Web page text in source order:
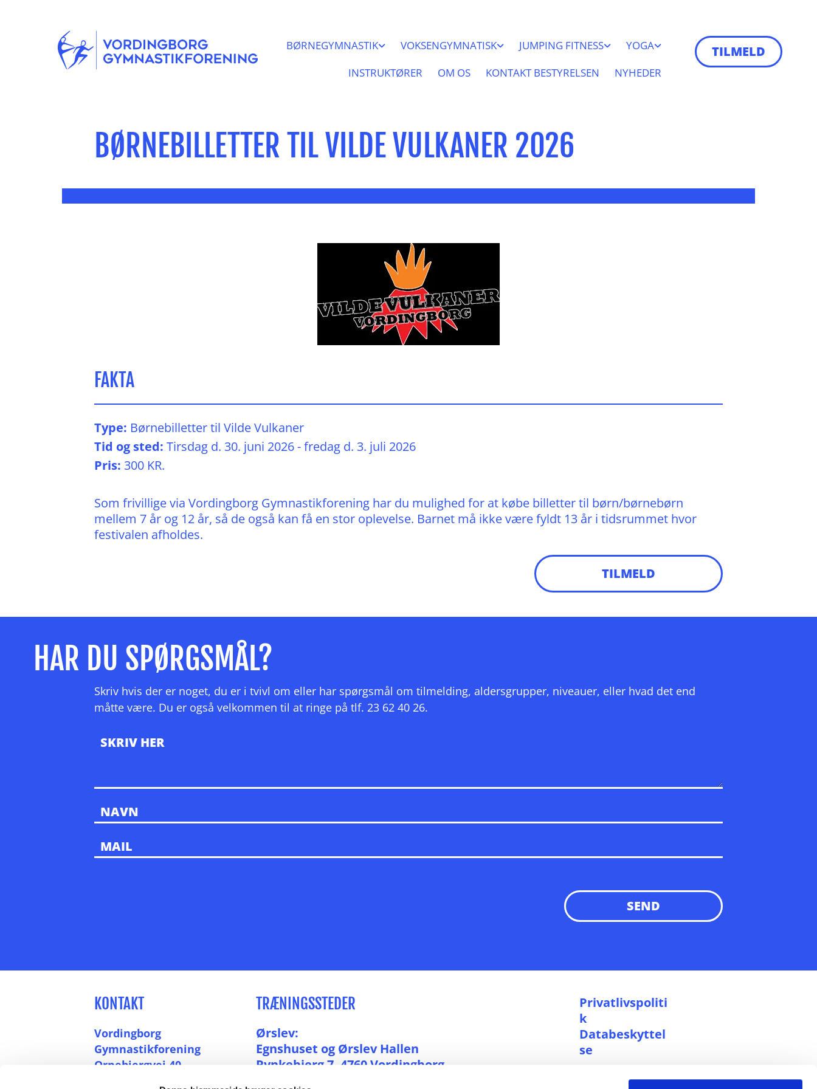
BØRNEGYMNASTIK VOKSENGYMNATISK JUMPING FITNESS
YOGA
INSTRUKTØRER
OM OS KONTAKT BESTYRELSEN NYHEDER
TILMELD
BØRNEBILLETTER TIL VILDE VULKANER 2026
FAKTA
Type: Børnebilletter til Vilde Vulkaner
Tid og sted: Tirsdag d. 30. juni 2026 - fredag d. 3. juli 2026
Pris: 300 KR.
Som frivillige via Vordingborg Gymnastikforening har du mulighed for at købe billetter til børn/børnebørn
mellem 7 år og 12 år, så de også kan få en stor oplevelse. Barnet må ikke være fyldt 13 år i tidsrummet hvor
festivalen afholdes.
TILMELD
HAR DU SPØRGSMÅL?
Skriv hvis der er noget, du er i tvivl om eller har spørgsmål om tilmelding, aldersgrupper, niveauer, eller hvad det end
måtte være. Du er også velkommen til at ringe på tlf. 23 62 40 26.
KONTAKT
Vordingborg
Gymnastikforening
Ornebjergvej 40
TRÆNINGSSTEDER
Ørslev:
Egnshuset og Ørslev Hallen
Rynkebjerg 7, 4760 Vordingborg
Privatlivspoliti
k
Databeskyttel
se